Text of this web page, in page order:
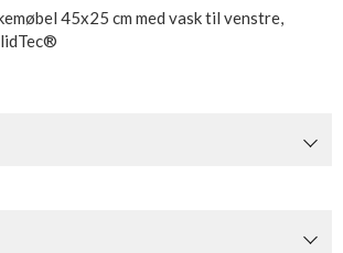
45x25 cm med vask til venstre,